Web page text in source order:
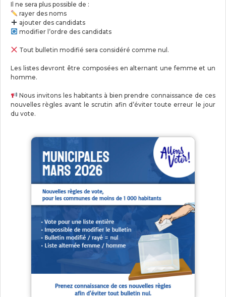
Il ne sera plus possible de :
rayer des noms
ajouter des candidats
modifier l’ordre des candidats
Tout bulletin modifié sera considéré comme nul.
Les listes devront être composées en alternant une femme et un
homme.
Nous invitons les habitants à bien prendre connaissance de ces
nouvelles règles avant le scrutin afin d’éviter toute erreur le jour
du vote.